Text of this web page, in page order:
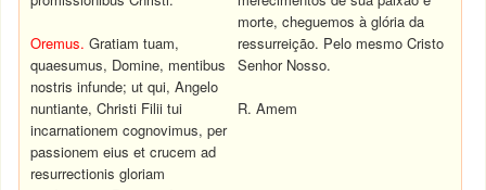
Oremus. Gratiam tuam,
quaesumus, Domine, mentibus
nostris infunde; ut qui, Angelo
nuntiante, Christi Filii tui
incarnationem cognovimus, per
passionem eius et crucem ad
resurrectionis gloriam
morte, cheguemos à glória da
ressurreição. Pelo mesmo Cristo
Senhor Nosso.
R. Amem